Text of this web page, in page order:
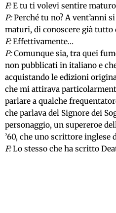
F:E tu ti volevi sentire
P:Perché tu no? A vent’anni
maturi, di conoscere già tutto
F:Effettivamente…
P:Comunque sia, tra quei
non pubblicati in italiano e
acquistando le edizioni
che mi attirava
parlare a qualche
che parlava del Signore dei
personaggio, un supereroe
’60, che uno scrittore inglese
F:Lo stesso che ha scritto